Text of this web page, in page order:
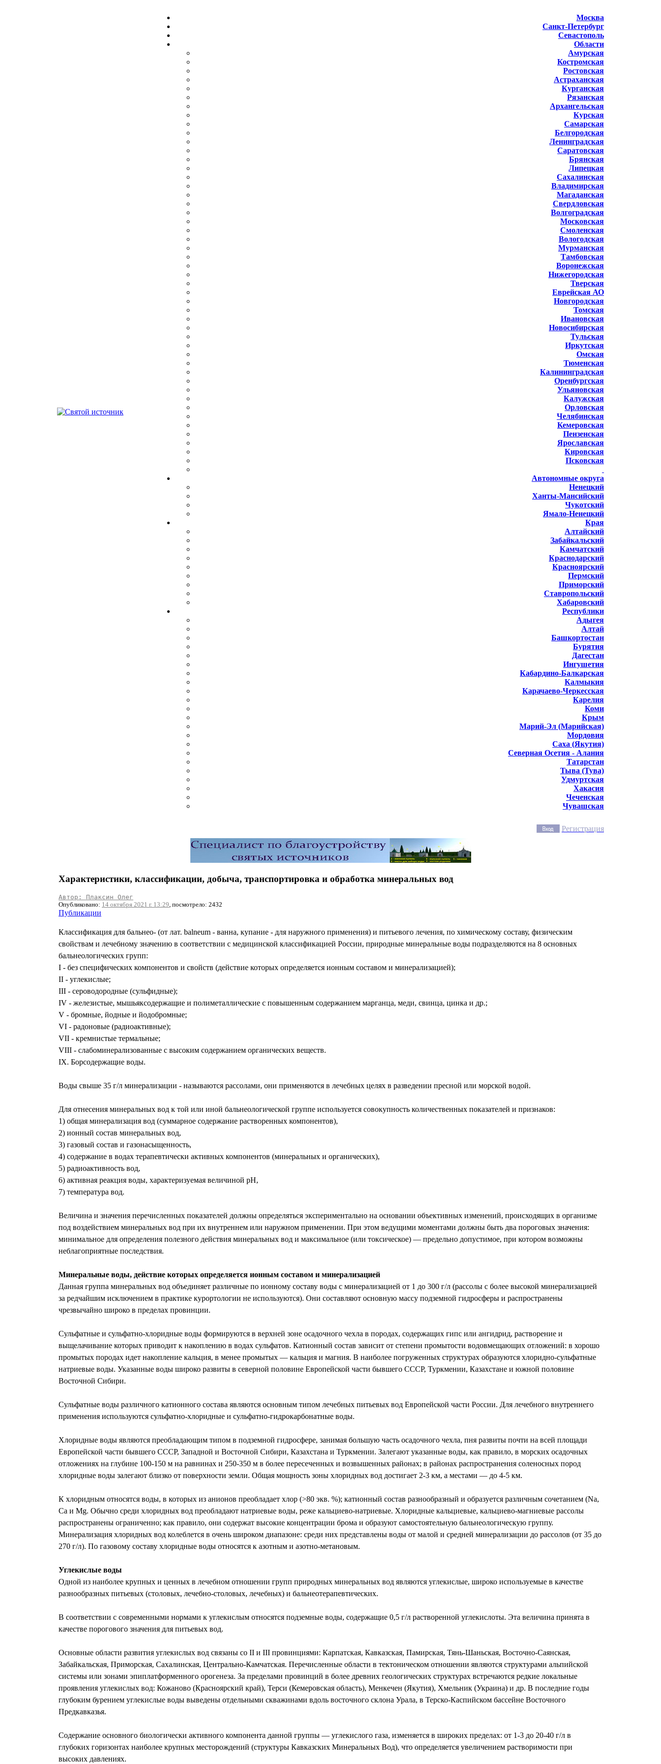
Москва
Санкт-Петербург
Севастополь
Области
Амурская
Костромская
Ростовская
Астраханская
Курганская
Рязанская
Архангельская
Курская
Самарская
Белгородская
Ленинградская
Саратовская
Брянская
Липецкая
Сахалинская
Владимирская
Магаданская
Свердловская
Волгоградская
Московская
Смоленская
Вологодская
Мурманская
Тамбовская
Воронежская
Нижегородская
Тверская
Еврейская АО
Новгородская
Томская
Ивановская
Новосибирская
Тульская
Иркутская
Омская
Тюменская
Калининградская
Оренбургская
Ульяновская
Калужская
Орловская
Челябинская
Кемеровская
Пензенская
Ярославская
Кировская
Псковская
Автономные округа
Ненецкий
Ханты-Мансийский
Чукотский
Ямало-Ненецкий
Края
Алтайский
Забайкальский
Камчатский
Краснодарский
Красноярский
Пермский
Приморский
Ставропольский
Хабаровский
Республики
Адыгея
Алтай
Башкортостан
Бурятия
Дагестан
Ингушетия
Кабардино-Балкарская
Калмыкия
Карачаево-Черкесская
Карелия
Коми
Крым
Марий-Эл (Марийская)
Мордовия
Саха (Якутия)
Северная Осетия - Алания
Татарстан
Тыва (Тува)
Удмуртская
Хакасия
Чеченская
Чувашская
Регистрация
Характеристики, классификации, добыча, транспортировка и обработка минеральных вод
Автор: Плаксин Олег
Опубликовано: 14 октября 2021 г. 13:29, посмотрело: 2432
Публикации
Классификация для бальнео- (от лат. balneum - ванна, купание - для наружного применения) и питьевого лечения, по химическому составу, физическим
свойствам и лечебному значению в соответствии с медицинской классификацией России, природные минеральные воды подразделяются на 8 основных
бальнеологических групп:
I - без специфических компонентов и свойств (действие которых определяется ионным составом и минерализацией);
II - углекислые;
III - сероводородные (сульфидные);
IV - железистые, мышьяксодержащие и полиметаллические с повышенным содержанием марганца, меди, свинца, цинка и др.;
V - бромные, йодные и йодобромные;
VI - радоновые (радиоактивные);
VII - кремнистые термальные;
VIII - слабоминерализованные с высоким содержанием органических веществ.
IX. Борсодержащие воды.
Воды свыше 35 г/л минерализации - называются рассолами, они применяются в лечебных целях в разведении пресной или морской водой.
Для отнесения минеральных вод к той или иной бальнеологической группе используется совокупность количественных показателей и признаков:
1) общая минерализация вод (суммарное содержание растворенных компонентов),
2) ионный состав минеральных вод,
3) газовый состав и газонасыщенность,
4) содержание в водах терапевтически активных компонентов (минеральных и органических),
5) радиоактивность вод,
6) активная реакция воды, характеризуемая величиной pH,
7) температура вод.
Величина и значения перечисленных показателей должны определяться экспериментально на основании объективных изменений, происходящих в организме
под воздействием минеральных вод при их внутреннем или наружном применении. При этом ведущими моментами должны быть два пороговых значения:
минимальное для определения полезного действия минеральных вод и максимальное (или токсическое) — предельно допустимое, при котором возможны
неблагоприятные последствия.
Минеральные воды, действие которых определяется ионным составом и минерализацией
Данная группа минеральных вод объединяет различные по ионному составу воды с минерализацией от 1 до 300 г/л (рассолы с более высокой минерализацией
за редчайшим исключением в практике курортологии не используются). Они составляют основную массу подземной гидросферы и распространены
чрезвычайно широко в пределах провинции.
Сульфатные и сульфатно-хлоридные воды формируются в верхней зоне осадочного чехла в породах, содержащих гипс или ангидрид, растворение и
выщелачивание которых приводит к накоплению в водах сульфатов. Катионный состав зависит от степени промытости водовмещающих отложений: в хорошо
промытых породах идет накопление кальция, в менее промытых — кальция и магния. В наиболее погруженных структурах образуются хлоридно-сульфатные
натриевые воды. Указанные воды широко развиты в северной половине Европейской части бывшего СССР, Туркмении, Казахстане и южной половине
Восточной Сибири.
Сульфатные воды различного катионного состава являются основным типом лечебных питьевых вод Европейской части России. Для лечебного внутреннего
применения используются сульфатно-хлоридные и сульфатно-гидрокарбонатные воды.
Хлоридные воды являются преобладающим типом в подземной гидросфере, занимая большую часть осадочного чехла, пня развиты почти на всей площади
Европейской части бывшего СССР, Западной и Восточной Сибири, Казахстана и Туркмении. Залегают указанные воды, как правило, в морских осадочных
отложениях на глубине 100-150 м на равнинах и 250-350 м в более пересеченных и возвышенных районах; в районах распространения соленосных пород
хлоридные воды залегают близко от поверхности земли. Общая мощность зоны хлоридных вод достигает 2-3 км, а местами — до 4-5 км.
К хлоридным относятся воды, в которых из анионов преобладает хлор (>80 экв. %); катионный состав разнообразный и образуется различным сочетанием (Na,
Са и Mg. Обычно среди хлоридных вод преобладают натриевые воды, реже кальциево-натриевые. Хлоридные кальциевые, кальциево-магниевые рассолы
распространены ограниченно; как правило, они содержат высокие концентрации брома и образуют самостоятельную бальнеологическую группу.
Минерализация хлоридных вод колеблется в очень широком диапазоне: среди них представлены воды от малой и средней минерализации до рассолов (от 35 до
270 г/л). По газовому составу хлоридные воды относятся к азотным и азотно-метановым.
Углекислые воды
Одной из наиболее крупных и ценных в лечебном отношении групп природных минеральных вод являются углекислые, широко используемые в качестве
разнообразных питьевых (столовых, лечебно-столовых, лечебных) и бальнеотерапевтических.
В соответствии с современными нормами к углекислым относятся подземные воды, содержащие 0,5 г/л растворенной углекислоты. Эта величина принята в
качестве порогового значения для питьевых вод.
Основные области развития углекислых вод связаны со II и III провинциями: Карпатская, Кавказская, Памирская, Тянь-Шаньская, Восточно-Саянская,
Забайкальская, Приморская, Сахалинская, Центрально-Камчатская. Перечисленные области в тектоническом отношении являются структурами альпийской
системы или зонами эпиплатформенного орогенеза. За пределами провинций в более древних геологических структурах встречаются редкие локальные
проявления углекислых вод: Кожаново (Красноярский край), Терси (Кемеровская область), Менкечен (Якутия), Хмельник (Украина) и др. В последние годы
глубоким бурением углекислые воды выведены отдельными скважинами вдоль восточного склона Урала, в Терско-Каспийском бассейне Восточного
Предкавказья.
Содержание основного биологически активного компонента данной группы — углекислого газа, изменяется в широких пределах: от 1-3 до 20-40 г/л в
глубоких горизонтах наиболее крупных месторождений (структуры Кавказских Минеральных Вод), что определяется увеличением растворимости при
высоких давлениях.